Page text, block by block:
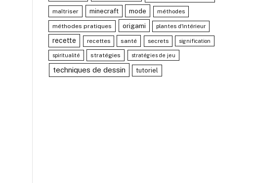
maîtriser minecraft mode méthodes
méthodes pratiques origami plantes d'intérieur
recette recettes santé secrets signification
spiritualité stratégies stratégies de jeu
techniques de dessin tutoriel